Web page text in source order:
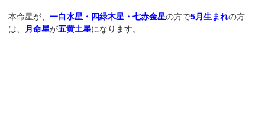
本命星が、一白水星・四緑木星・七赤金星の方で5月生まれの方
は、
月命星が五黄土星になります。